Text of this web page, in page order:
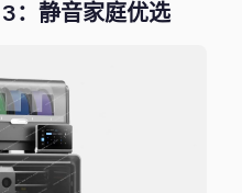
：静音家庭优选